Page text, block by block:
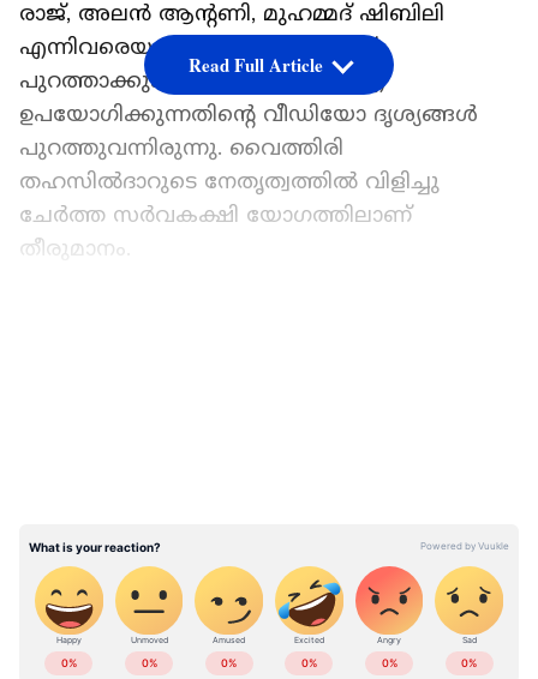
രാജ്‌, അലൻ ആന്റണി, മുഹമ്മദ്‌ ഷിബിലി
എന്നിവരെയാണ്‌ കോളേജിൽനിന്ന്‌
പുറത്താക്കുക. ഇവർ എംഡിഎംഎ
ഉപയോഗിക്കുന്നതിന്റെ വീഡിയോ ദൃശ്യങ്ങൾ
പുറത്തുവന്നിരുന്നു. വൈത്തിരി
തഹസിൽദാറുടെ നേതൃത്വത്തിൽ വിളിച്ചു
ചേർത്ത സർവകക്ഷി യോഗത്തിലാണ്‌
തീരുമാനം.
അപർണ ഗൗരിയെ മുപ്പതോളം വിദ്യാർത്ഥികൾ
കൂട്ടം ചേർന്ന് ആക്രമിക്കുകയായിരുന്നു.
കോളേജിലെ മയക്കുമരുന്ന് സംഘമായ
Read Full Article
ABOUT THE AUTHOR